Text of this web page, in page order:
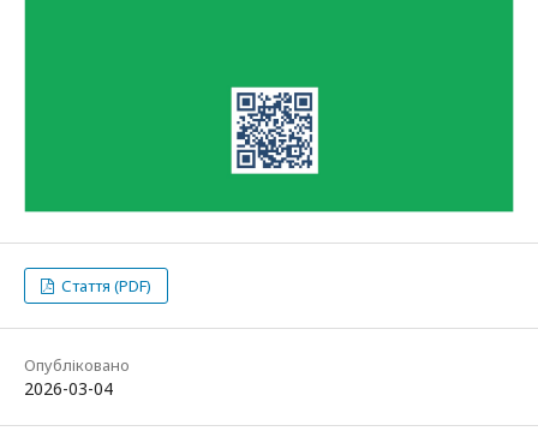
Стаття (PDF)
Опубліковано
2026-03-04